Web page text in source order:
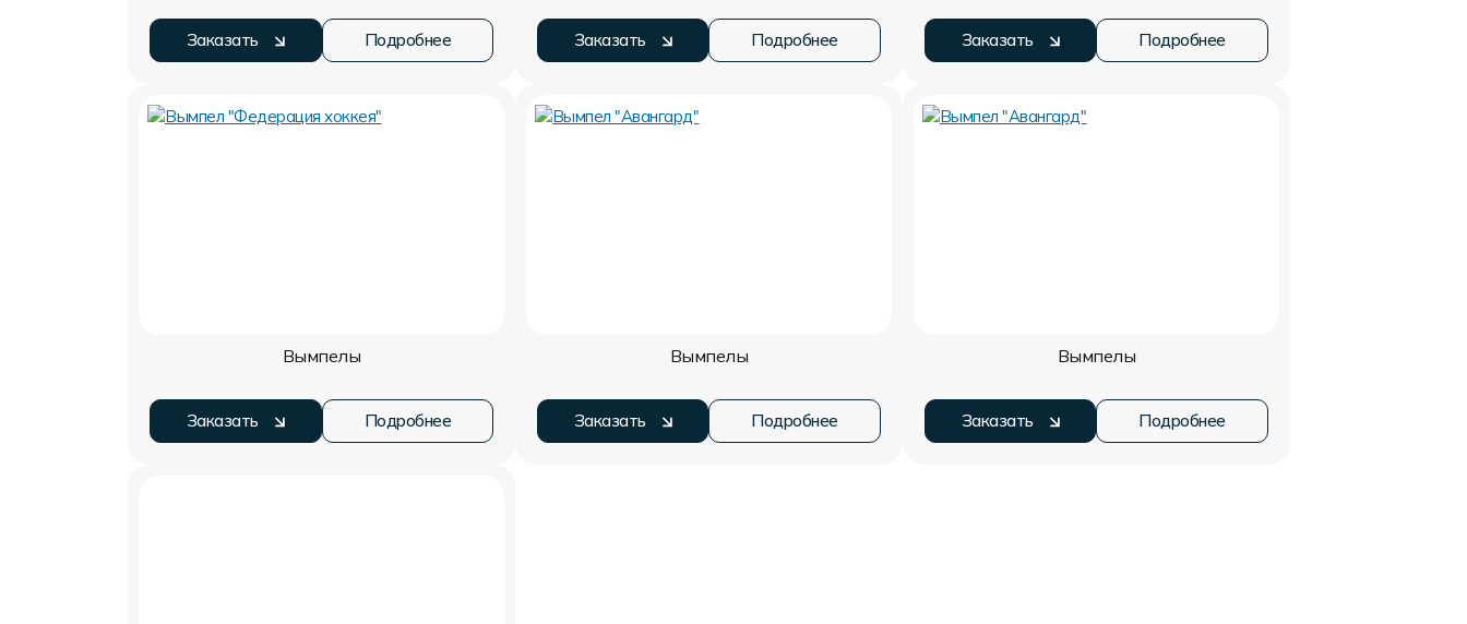
Заказать Подробнее Заказать Подробнее Заказать Подробнее
Вымпелы
Заказать Подробнее
Вымпелы
Заказать Подробнее
Вымпелы
Заказать Подробнее